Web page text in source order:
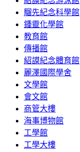
騮先紀念科學館
鍾靈化學館
教育館
傳播館
紹謨紀念體育館
麗澤國際學舍
文學館
會文館
商管大樓
海事博物館
工學館
工學大樓